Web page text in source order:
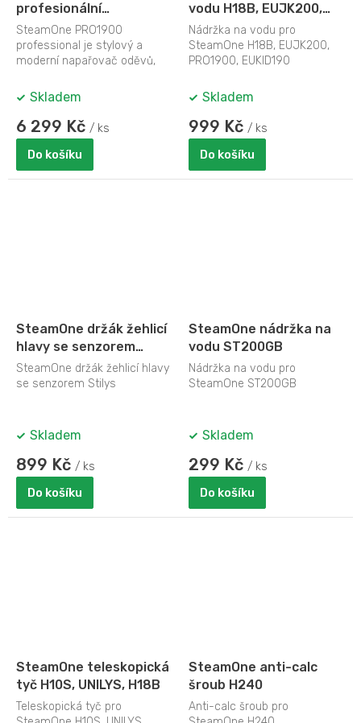
profesionální
napařovač oděvů
SteamOne PRO1900
professional je stylový a
moderní napařovač oděvů,
teplotě 98°C. Pára...
Skladem
6 299 Kč / ks
Do košíku
vodu H18B, EUJK200,
PRO1900, EUKID190
Nádržka na vodu pro
SteamOne H18B, EUJK200,
PRO1900, EUKID190
Skladem
999 Kč / ks
Do košíku
SteamOne držák žehlicí
hlavy se senzorem
Stilys
SteamOne držák žehlicí hlavy
se senzorem Stilys
Skladem
899 Kč / ks
Do košíku
SteamOne nádržka na
vodu ST200GB
Nádržka na vodu pro
SteamOne ST200GB
Skladem
299 Kč / ks
Do košíku
SteamOne teleskopická
tyč H10S, UNILYS, H18B
Teleskopická tyč pro
SteamOne anti-calc
šroub H240
Anti-calc šroub pro